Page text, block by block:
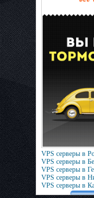
VPS серверы в
VPS серверы в
VPS серверы в
VPS серверы в
VPS серверы в